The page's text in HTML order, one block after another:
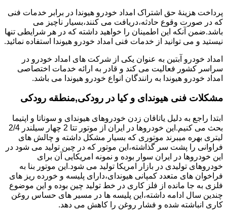
پرداخت هزینۀ حق اشتراک امداد خودرو هیوندا در برابر خدمات فنی
که در صورت وقوع حادثه،دریافت می کنند،بسیار ناچیز می
باشد.ضمن آنکه این اطمینان را خواهید داشته که در هر شرایطی تنها
نیستید و می توانید از خدمات فنی امداد خودرو هیوندا استفاده نمائید.
امداد خودرو آبتین به عنوان یکی از شرکت های امداد خودرو در
سراسر کشور فعالیت می کند و قادر به ارائه خدمات اختصاصی
امداد خودرو هیوندا به رانندگان انواع خودرو هیوندا می باشد.
مشکلات فنی هیوندای و کیا در رودکی,منطقه رودکی
ابتدا راجع به دلیل یاتاقان زدن خودروهای هیوندای و سوناتا و اپتیما
بحث می کنیم.این خودروها در ایران از موتور تتا 2 چهار سیلندر 2/4
لیتری بهره میبرند موتوری که بسیار مشکل داشته و چالش های
فراوانی را پشت سر گذاشته،این موتور که در چین تولید می شود در
این خودروها در ایران سوار بوده و نمونه امریکایی آن برای
خودروهای تولیدی در بازار امریکا تولید می شود.این موتور بنا به
فراخوان های متعدد کمپانی هیوندای،دارای پلیسه و خورده ریز های
فلزی به جا مانده از فلز کاری در خط تولید چین بوده و این موضوع
چندین سال ادامه داشته،این پلیسه ها در مسیر های حساس روغن
کاری انباشته شده و فشار روغن را کاهش می دهد.